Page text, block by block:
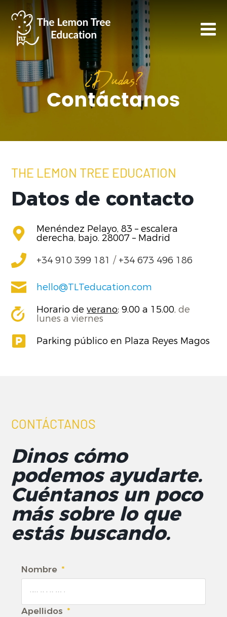
¿Dudas?
Contáctanos
THE LEMON TREE EDUCATION
Datos de contacto
Menéndez Pelayo, 83 – escalera
derecha, bajo. 28007 – Madrid
+34 910 399 181 / +34 673 496 186
hello@TLTeducation.com
Horario deverano: 9.00 a 15.00, de
lunes a viernes
Parking público en Plaza Reyes Magos
CONTÁCTANOS
Dinos cómo
podemos ayudarte.
Cuéntanos un poco
más sobre lo que
estás buscando.
Nombre
Apellidos